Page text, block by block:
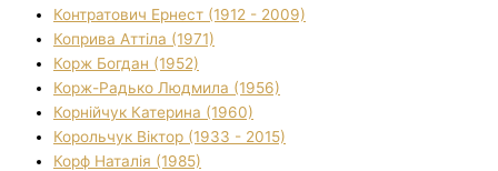
Контратович Ернест (1912 - 2009)
Коприва Аттіла (1971)
Корж Богдан (1952)
Корж-Радько Людмила (1956)
Корнійчук Катерина (1960)
Корольчук Віктор (1933 - 2015)
Корф Наталія (1985)